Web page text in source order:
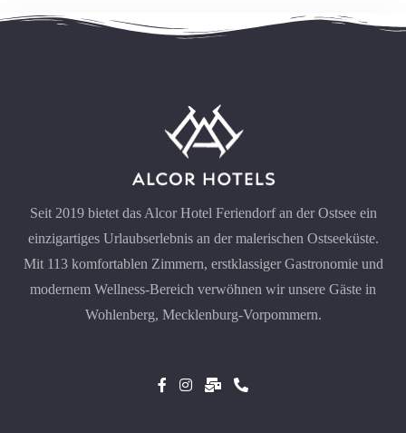
Seit 2019 bietet das Alcor Hotel Feriendorf an der Ostsee ein
einzigartiges Urlaubserlebnis an der malerischen Ostseeküste.
Mit 113 komfortablen Zimmern, erstklassiger Gastronomie und
modernem Wellness-Bereich verwöhnen wir unsere Gäste in
Wohlenberg, Mecklenburg-Vorpommern.